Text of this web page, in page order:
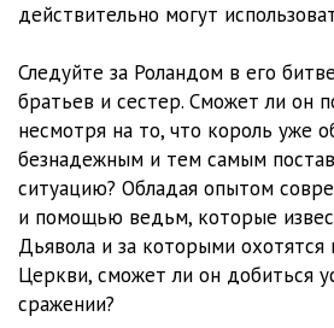
Глава 714
Глава 715
Глава 716
Глава 717
Глава 718
Глава 719
Глава 720
действительно могут
Следуйте за Роландом в его
братьев и сестер. Сможет ли он
несмотря на то, что король уже
безнадежным и тем самым
ситуацию? Обладая опытом
и помощью ведьм, которые
Дьявола и за которыми охотятся
Церкви, сможет ли он добиться
сражении?